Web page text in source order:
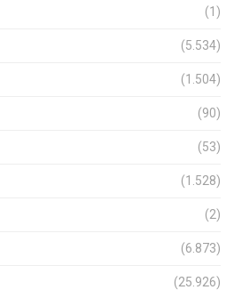
(1)
(5.534)
(1.504)
(90)
(53)
(1.528)
(2)
(6.873)
(25.926)